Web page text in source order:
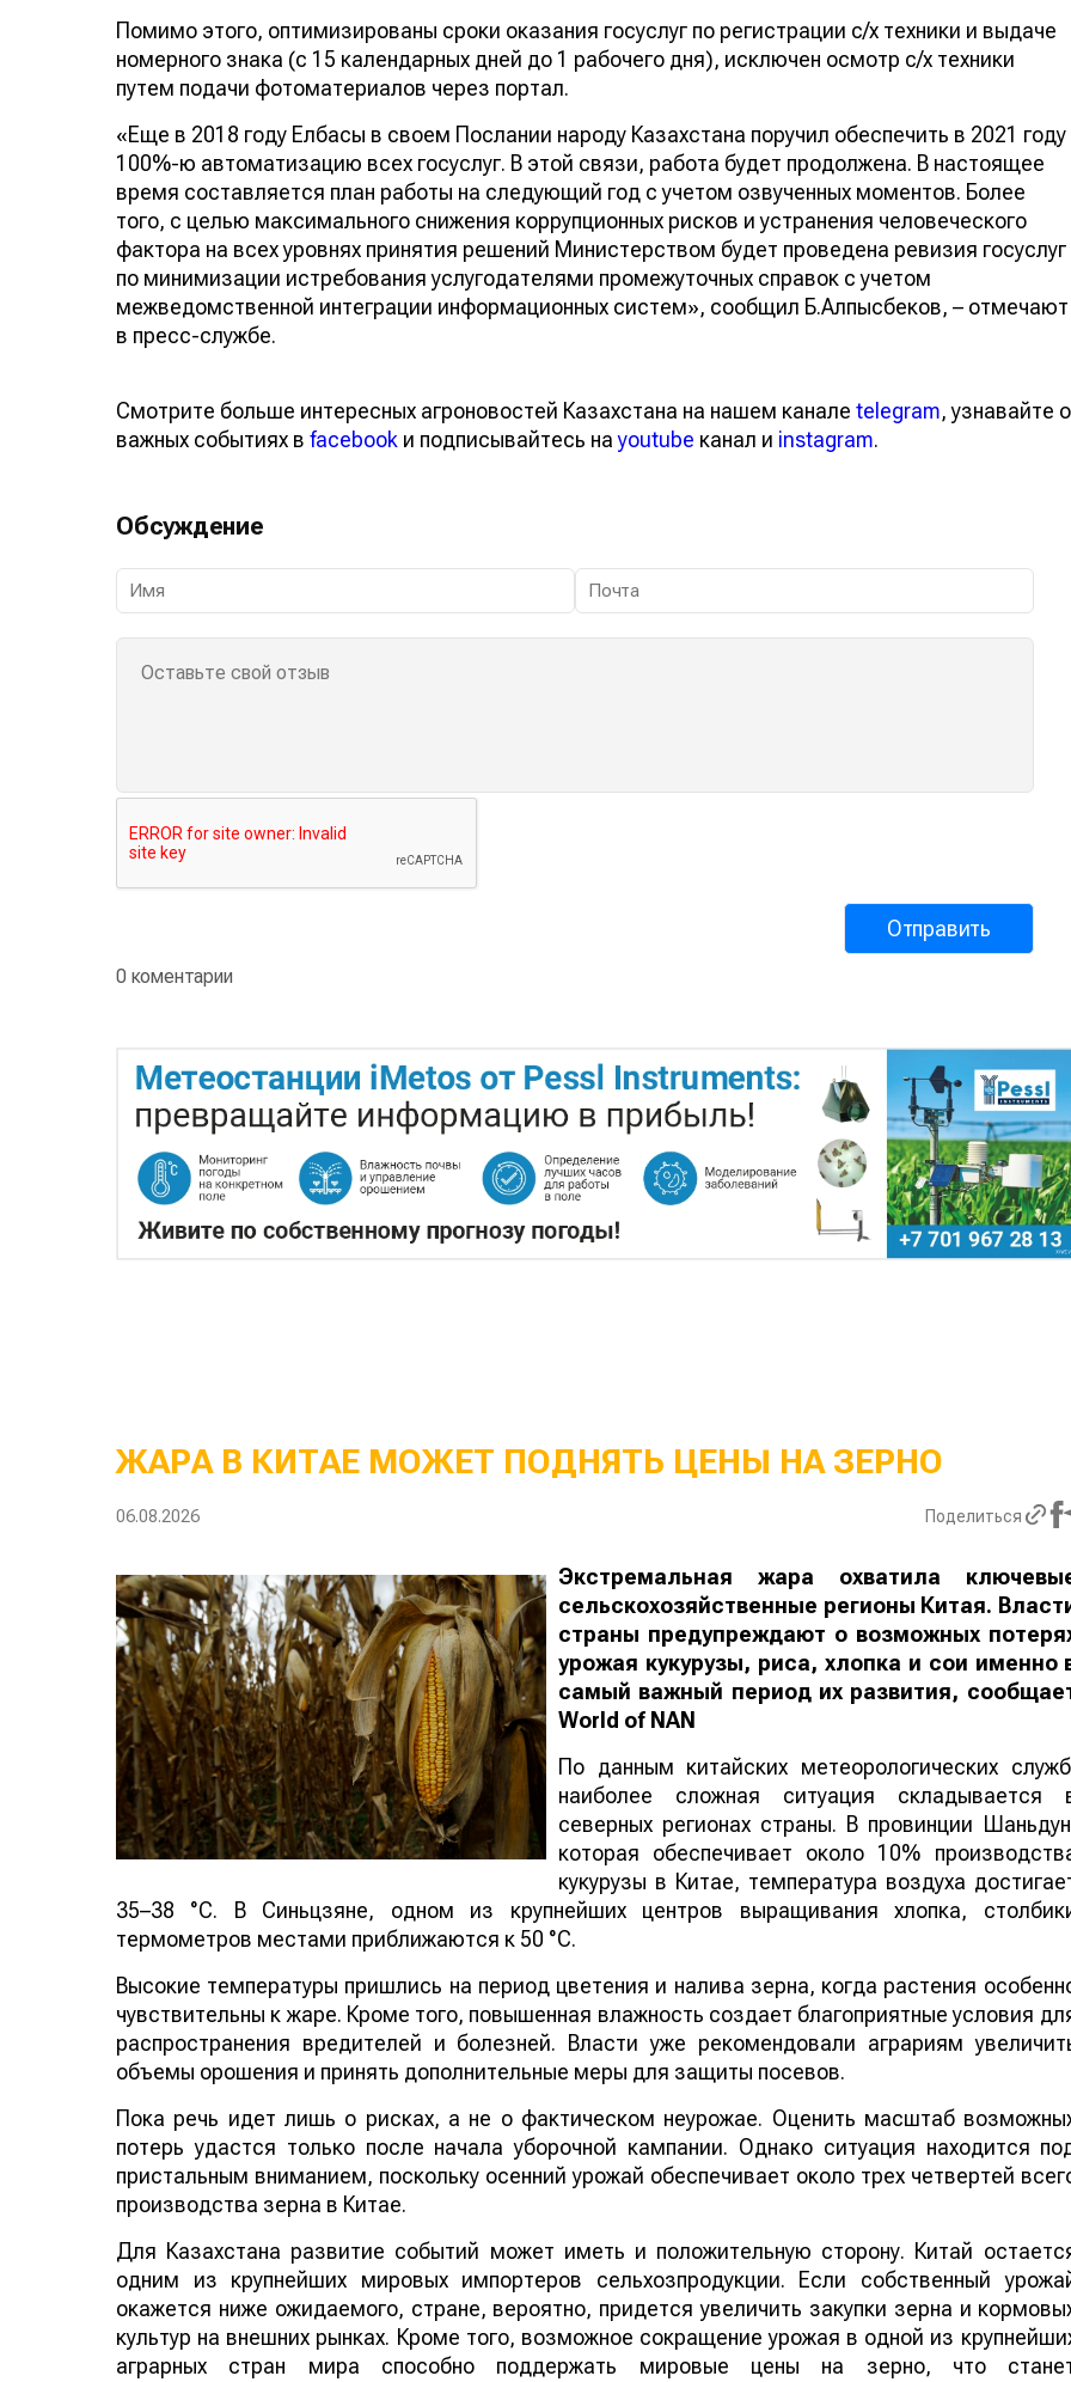
Помимо этого, оптимизированы сроки оказания госуслуг по регистрации с/х техники и выдаче
номерного знака (с 15 календарных дней до 1 рабочего дня), исключен осмотр с/х техники
путем подачи фотоматериалов через портал.
«Еще в 2018 году Елбасы в своем Послании народу Казахстана поручил обеспечить в 2021 году
100%-ю автоматизацию всех госуслуг. В этой связи, работа будет продолжена. В настоящее
время составляется план работы на следующий год с учетом озвученных моментов. Более
того, с целью максимального снижения коррупционных рисков и устранения человеческого
фактора на всех уровнях принятия решений Министерством будет проведена ревизия госуслуг
по минимизации истребования услугодателями промежуточных справок с учетом
межведомственной интеграции информационных систем», сообщил Б.Алпысбеков, – отмечают
в пресс-службе.
Смотрите больше интересных агроновостей Казахстана на нашем канале telegram, узнавайте о
важных событиях в facebook и подписывайтесь наyoutube канал и instagram.
Обсуждение
0 коментарии
ЖАРА В КИТАЕ МОЖЕТ ПОДНЯТЬ ЦЕНЫ НА ЗЕРНО
06.08.2026 Поделиться
Экстремальная жара охватила
сельскохозяйственные регионы Китая.
страны предупреждают о возможных
урожая кукурузы, риса, хлопка и сои именно
самый важный период их развития,
World of NAN
По данным китайских метеорологических
наиболее сложная ситуация складывается
северных регионах страны. В провинции
которая обеспечивает около 10%
кукурузы в Китае, температура воздуха
35–38 °C. В Синьцзяне, одном из крупнейших центров выращивания хлопка,
термометров местами приближаются к 50 °C.
Высокие температуры пришлись на период цветения и налива зерна, когда растения
чувствительны к жаре. Кроме того, повышенная влажность создает благоприятные условия
распространения вредителей и болезней. Власти уже рекомендовали аграриям
объемы орошения и принять дополнительные меры для защиты посевов.
Пока речь идет лишь о рисках, а не о фактическом неурожае. Оценить масштаб
потерь удастся только после начала уборочной кампании. Однако ситуация находится
пристальным вниманием, поскольку осенний урожай обеспечивает около трех четвертей
производства зерна в Китае.
Для Казахстана развитие событий может иметь и положительную сторону. Китай
одним из крупнейших мировых импортеров сельхозпродукции. Если собственный
окажется ниже ожидаемого, стране, вероятно, придется увеличить закупки зерна и
культур на внешних рынках. Кроме того, возможное сокращение урожая в одной из
аграрных стран мира способно поддержать мировые цены на зерно, что